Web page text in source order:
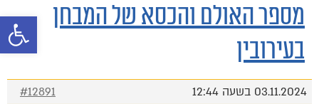
פתח
מספר האולם והכסא של המבחן
בעירובין
03.11.2024 בשעה 12:44
#12891